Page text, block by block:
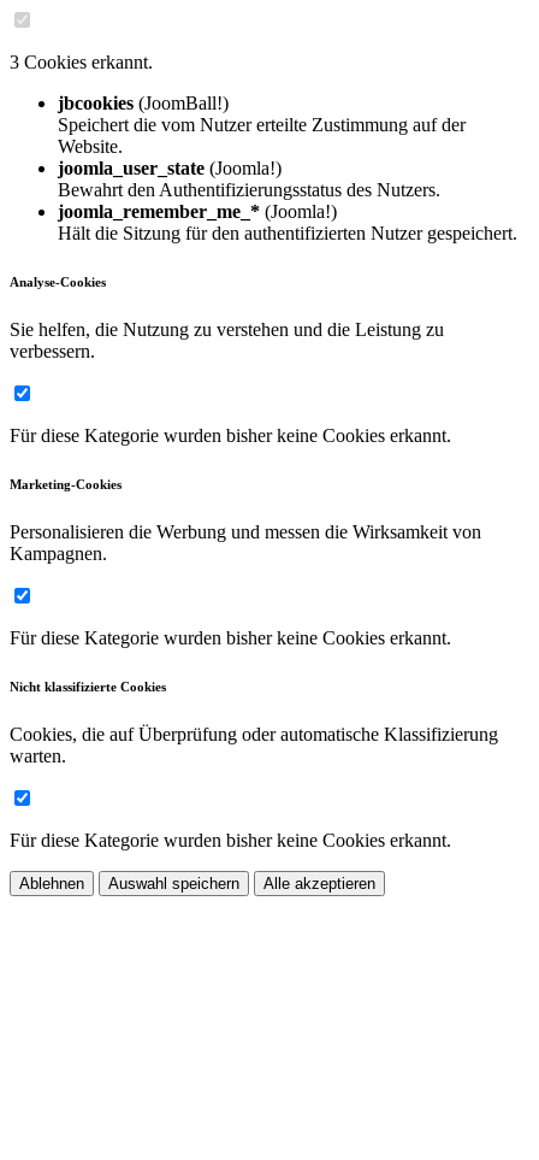
3 Cookies erkannt.
jbcookies (JoomBall!)
Speichert die vom Nutzer erteilte Zustimmung auf der
Website.
joomla_user_state (Joomla!)
Bewahrt den Authentifizierungsstatus des Nutzers.
joomla_remember_me_* (Joomla!)
Hält die Sitzung für den authentifizierten Nutzer gespeichert.
Analyse-Cookies
Sie helfen, die Nutzung zu verstehen und die Leistung zu
verbessern.
Für diese Kategorie wurden bisher keine Cookies erkannt.
Marketing-Cookies
Personalisieren die Werbung und messen die Wirksamkeit von
Kampagnen.
Für diese Kategorie wurden bisher keine Cookies erkannt.
Nicht klassifizierte Cookies
Cookies, die auf Überprüfung oder automatische Klassifizierung
warten.
Für diese Kategorie wurden bisher keine Cookies erkannt.
Ablehnen Auswahl speichern Alle akzeptieren